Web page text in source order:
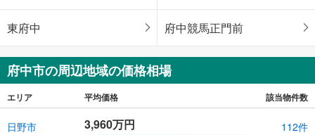
東府中 府中競馬正門前
府中市の周辺地域の価格相場
エリア 平均価格 該当物件数
日野市 3,960万円 112件